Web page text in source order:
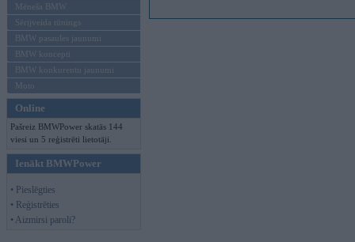
Mēneša BMW
Sērijveida tūnings
BMW pasaules jaunumi
BMW koncepti
BMW konkurentu jaunumi
Moto
Online
Pašreiz BMWPower skatās 144
viesi un 5 reģistrēti lietotāji.
Ienākt BMWPower
• Pieslēgties
• Reģistrēties
• Aizmirsi paroli?